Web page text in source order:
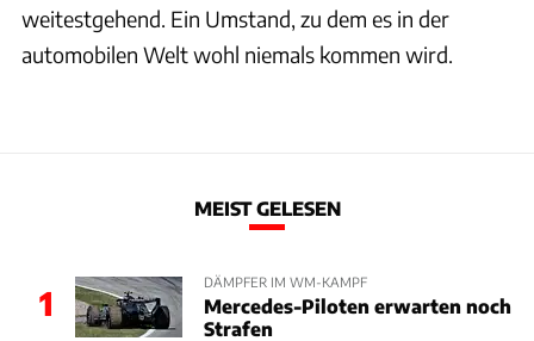
weitestgehend. Ein Umstand, zu dem es in der
automobilen Welt wohl niemals kommen wird.
MEIST GELESEN
1
DÄMPFER IM WM-KAMPF
Mercedes-Piloten erwarten noch
Strafen